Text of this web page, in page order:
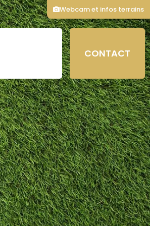
CONTACT
Webcam et infos terrains